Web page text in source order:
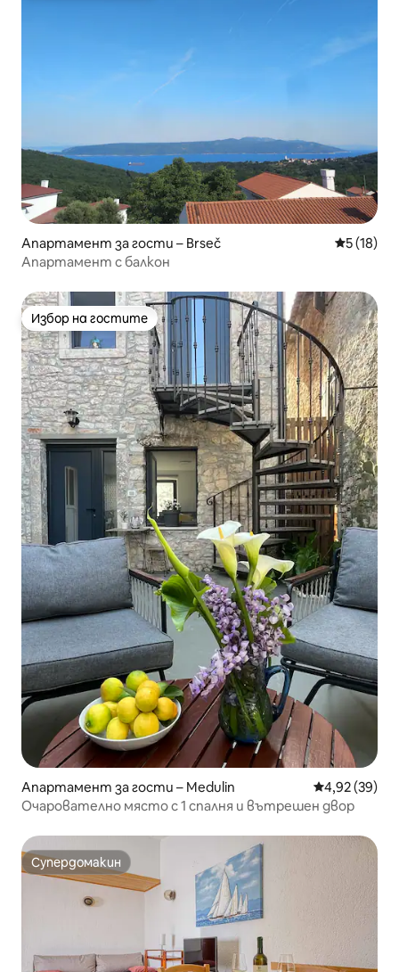
Апартамент за гости – Brseč Средна
5 (18)
Апартамент с балкон
Избор на гостите
Избор на гостите
Апартамент за гости – Medulin Средна
4,92 (39)
Очарователно място с 1 спалня и вътрешен двор
Супердомакин
Супердомакин